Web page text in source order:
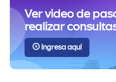
Ver video de
realizar
Ingresa aquí